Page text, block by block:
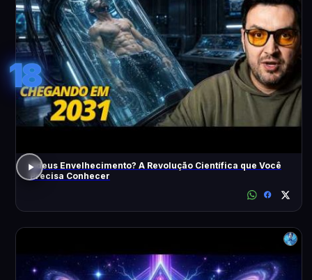
18
Adeus Envelhecimento? A Revolução Científica que Você
Precisa Conhecer